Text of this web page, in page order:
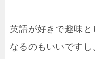
英語が好きで趣味
なるのもいいです